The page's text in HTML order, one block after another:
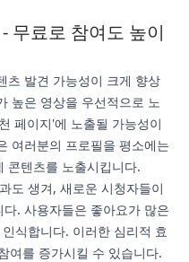
무료로 참여도 높이
츠 발견 가능성이 크게 향상
높은 영상을 우선적으로 노
페이지'에 노출될 가능성이
여러분의 프로필을 평소에는
콘텐츠를 노출시킵니다.
도 생겨, 새로운 시청자들이
. 사용자들은 좋아요가 많은
식합니다. 이러한 심리적 효
여를 증가시킬 수 있습니다.